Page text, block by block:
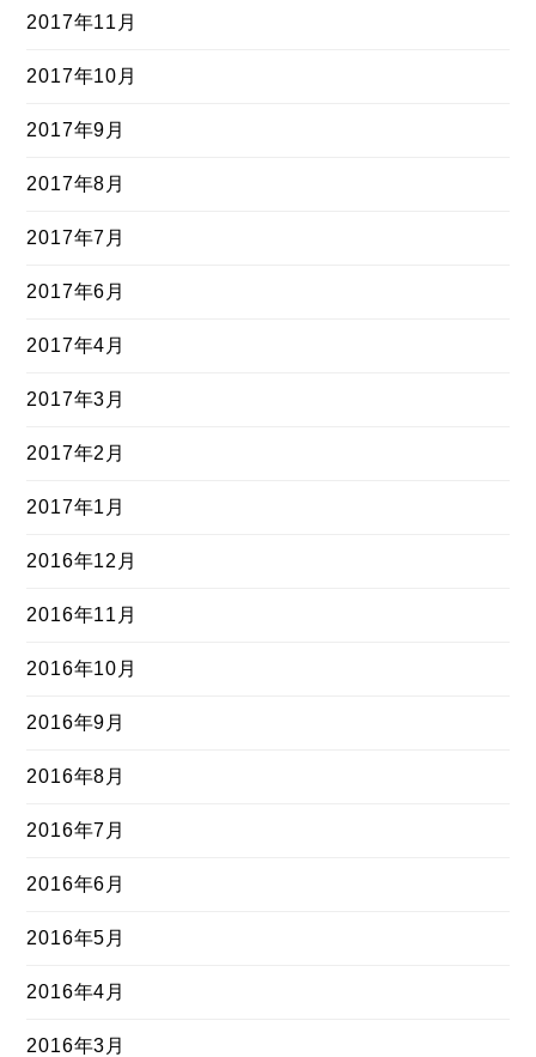
2017年11月
2017年10月
2017年9月
2017年8月
2017年7月
2017年6月
2017年4月
2017年3月
2017年2月
2017年1月
2016年12月
2016年11月
2016年10月
2016年9月
2016年8月
2016年7月
2016年6月
2016年5月
2016年4月
2016年3月